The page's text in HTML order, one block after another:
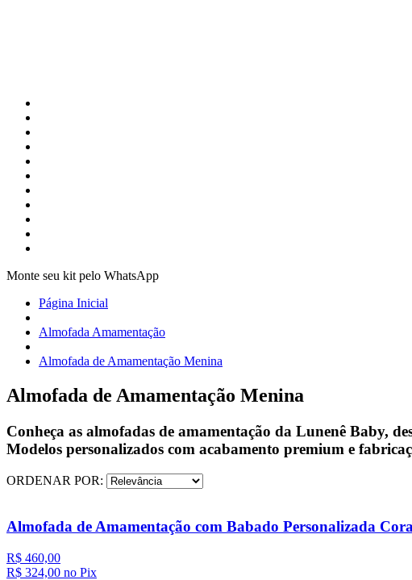
Monte seu kit pelo WhatsApp
Página Inicial
Almofada Amamentação
Almofada de Amamentação Menina
Almofada de Amamentação Menina
Conheça as almofadas de amamentação da Lunenê Baby,
Modelos personalizados com acabamento premium e
ORDENAR POR:
Almofada de Amamentação com Babado Personalizada
R$ 460,00
R$ 324,00 no Pix